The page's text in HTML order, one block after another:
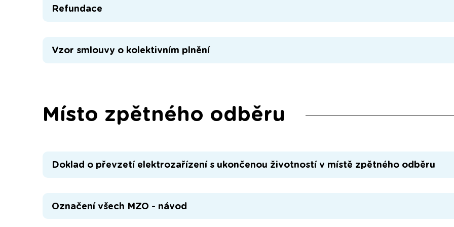
Refundace
Vzor smlouvy o kolektivním plnění
Místo zpětného odběru
Doklad o převzetí elektrozařízení s ukončenou životností v místě zpětného odběru
Označení všech MZO - návod